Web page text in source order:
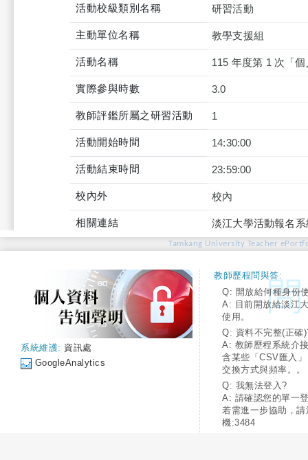
活動校級類別名稱 研習活動
主動單位名稱 教學支援組
活動名稱 115 年度第 1 次「
實際參與時數 3.0
教師評鑑所屬之研習活動 1
活動開始時間 14:30:00
活動結束時間 23:59:00
校內外 校內
相關連結 淡江大學活動報名
Tamkang University Teacher
系統維護: 資訊處
GoogleAnalytics
教師歷程問與答:
Q: 開放給何種身份
A: 目前開放給淡江
使用。
Q: 資料不完整(正確
A: 教師歷程系統介
含某些「CSV匯入
交換方式與頻率。。
Q: 我無法登入?
A: 請確認您的單一
若需進一步協助，
機:3484